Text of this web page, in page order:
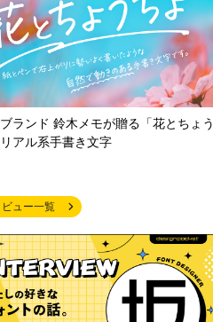
ランド 鈴木メモが贈る「花とちょう
アル系手書き文字
ュー一覧